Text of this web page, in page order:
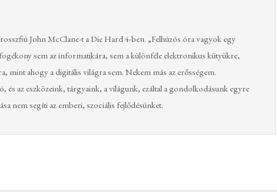
John McClane-t a Die Hard 4-ben. „Felhúzós óra vagyok egy
sem az informatikára, sem a különféle elektronikus kütyükre,
mint ahogy a digitális világra sem. Nekem más az erősségem.
és az eszközeink, tárgyaink, a világunk, ezáltal a gondolkodásunk egyre
nem segíti az emberi, szociális fejlődésünket.